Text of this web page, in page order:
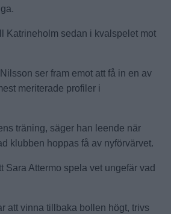
Katrineholm sedan i kvalspelet mot
ser fram emot att få in en av
meriterade profiler i
träning, säger han leende när
klubben hoppas få av nyförvärvet.
Sara Attermo spela vet ungefär vad
att vinna tillbaka bollen högt, trivs